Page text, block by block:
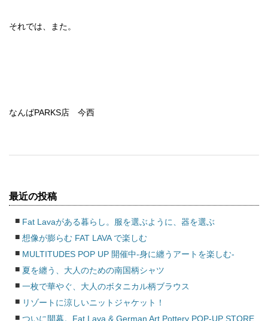
それでは、また。
なんばPARKS店 今西
最近の投稿
Fat Lavaがある暮らし。服を選ぶように、器を選ぶ
想像が膨らむ FAT LAVA で楽しむ
MULTITUDES POP UP 開催中-身に纏うアートを楽しむ-
夏を纏う、大人のための南国柄シャツ
一枚で華やぐ、大人のボタニカル柄ブラウス
リゾートに涼しいニットジャケット！
ついに開幕。Fat Lava & German Art Pottery POP-UP STORE